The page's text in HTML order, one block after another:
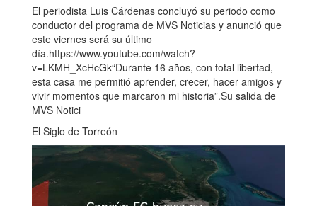
El periodista Luis Cárdenas concluyó su periodo como
conductor del programa de MVS Noticias y anunció que
este viernes será su último
día.https://www.youtube.com/watch?
v=LKMH_XcHcGk“Durante 16 años, con total libertad,
esta casa me permitió aprender, crecer, hacer amigos y
vivir momentos que marcaron mi historia”.Su salida de
MVS Notici
El Siglo de Torreón